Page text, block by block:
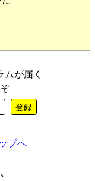
が届く
登録
プへ